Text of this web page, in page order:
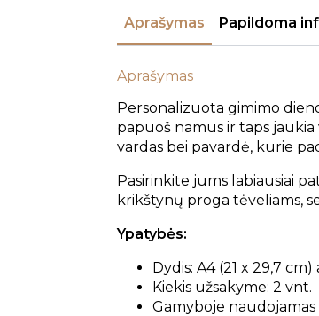
Aprašymas
Papildoma
Aprašymas
Personalizuota gimimo
papuoš namus ir taps jaukia
vardas bei pavardė, kurie
Pasirinkite jums labiausiai
krikštynų proga tėveliams,
Ypatybės:
Dydis: A4 (21 x 29,7
Kiekis užsakyme: 2 vnt.
Gamyboje